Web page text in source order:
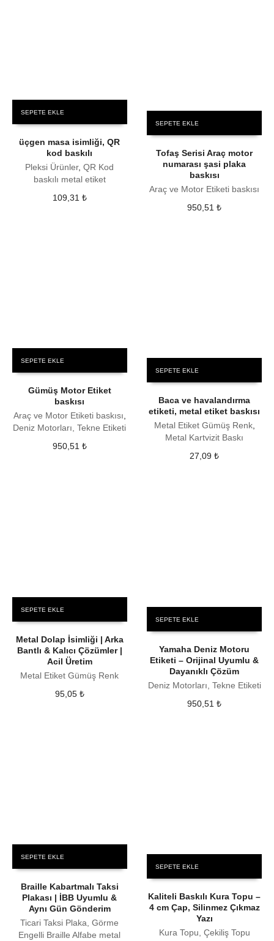
SEPETE EKLE
üçgen masa isimliği, QR
kod baskılı
Pleksi Ürünler,QR Kod
baskılı metal etiket
109,31 ₺
SEPETE EKLE
Tofaş Serisi Araç motor
numarası şasi plaka
baskısı
Araç ve Motor Etiketi baskısı
950,51₺
SEPETE EKLE
Gümüş Motor Etiket
baskısı
Araç ve Motor Etiketi baskısı,
Deniz Motorları, Tekne Etiketi
950,51 ₺
SEPETE EKLE
Baca ve havalandırma
etiketi, metal etiket baskısı
Metal Etiket Gümüş Renk,
Metal Kartvizit Baskı
27,09₺
SEPETE EKLE
Metal Dolap İsimliği | Arka
Bantlı & Kalıcı Çözümler |
Acil Üretim
Metal Etiket Gümüş Renk
95,05 ₺
SEPETE EKLE
Yamaha Deniz Motoru
Etiketi – Orijinal Uyumlu &
Dayanıklı Çözüm
Deniz Motorları, Tekne Etiketi
950,51₺
SEPETE EKLE
Braille Kabartmalı Taksi
Plakası | İBB Uyumlu &
Aynı Gün Gönderim
Ticari Taksi Plaka, Görme
Engelli Braille Alfabe metal
SEPETE EKLE
Kaliteli Baskılı Kura Topu –
4 cm Çap, Silinmez Çıkmaz
Yazı
Kura Topu, Çekiliş Topu